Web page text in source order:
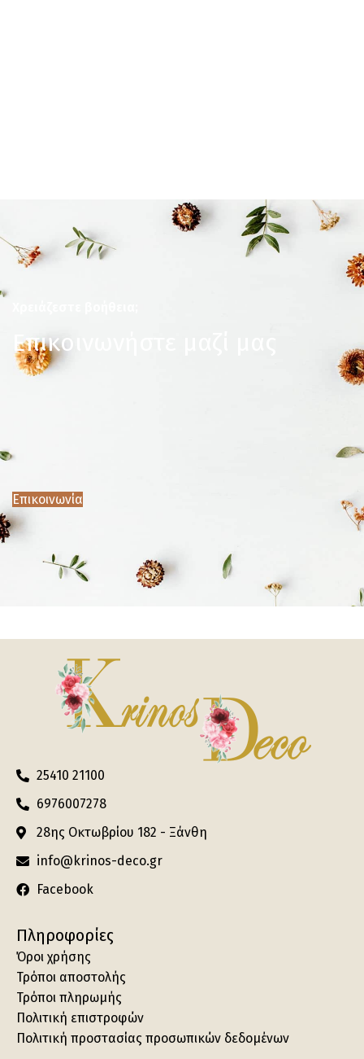
Επικοινωνήστε μαζί μας
Επικοινωνία
25410 21100
6976007278
28ης Οκτωβρίου 182 - Ξάνθη
info@krinos-deco.gr
Facebook
Πληροφορίες
Όροι χρήσης
Τρόποι αποστολής
Τρόποι πληρωμής
Πολιτική επιστροφών
Πολιτική προστασίας προσωπικών δεδομένων